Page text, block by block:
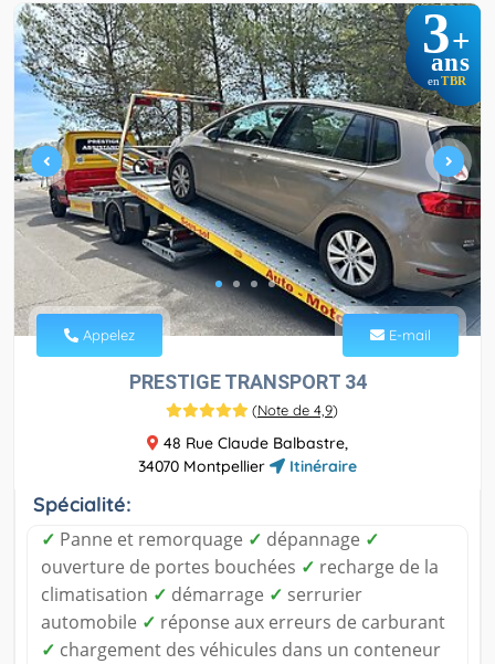
3+
ans
en TBR
Appelez E-mail
PRESTIGE TRANSPORT 34
(Note de 4,9)
48 Rue Claude Balbastre,
34070 Montpellier
Itinéraire
Spécialité:
✓ Panne et remorquage ✓ dépannage ✓
ouverture de portes bouchées ✓ recharge de la
climatisation ✓ démarrage ✓ serrurier
automobile ✓ réponse aux erreurs de carburant
✓ chargement des véhicules dans un conteneur